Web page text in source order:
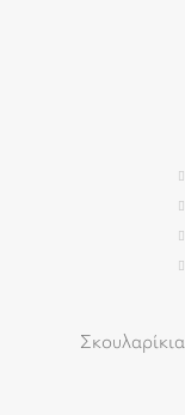
Σκουλαρίκια